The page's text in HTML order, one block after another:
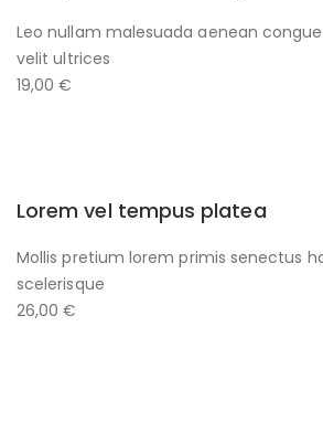
Leo nullam malesuada aenean
velit ultrices
19,00 €
Lorem vel tempus platea
Mollis pretium lorem primis senectus
scelerisque
26,00 €